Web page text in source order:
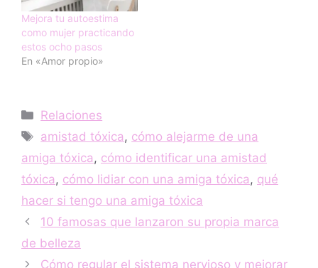
Mejora tu autoestima
como mujer practicando
estos ocho pasos
En «Amor propio»
Categorías
Relaciones
Etiquetas
amistad tóxica, cómo alejarme de una
amiga tóxica, cómo identificar una amistad
tóxica, cómo lidiar con una amiga tóxica, qué
hacer si tengo una amiga tóxica
10 famosas que lanzaron su propia marca
de belleza
Cómo regular el sistema nervioso y mejorar